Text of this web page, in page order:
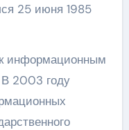
25 июня 1985
информационным
2003 году